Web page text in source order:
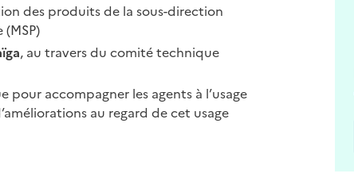
des produits de la sous-direction
, au travers du comité technique
pour accompagner les agents à l’usage
au regard de cet usage